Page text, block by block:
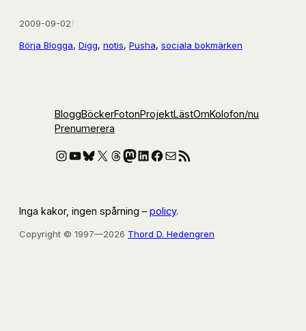
2009-09-02/
Börja Blogga, Digg, notis, Pusha, sociala bokmärken
BloggBöckerFotonProjektLästOmKolofon/nu
Prenumerera
Instagram
YouTube
Bluesky
X Threads
Mastodon
LinkedIn
Facebook
E-postRSS-flöde
Inga kakor, ingen spårning – policy.
Copyright © 1997—2026 Thord D. Hedengren